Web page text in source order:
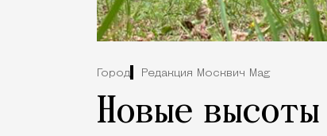
Город Редакция Москвич Mag
Новые